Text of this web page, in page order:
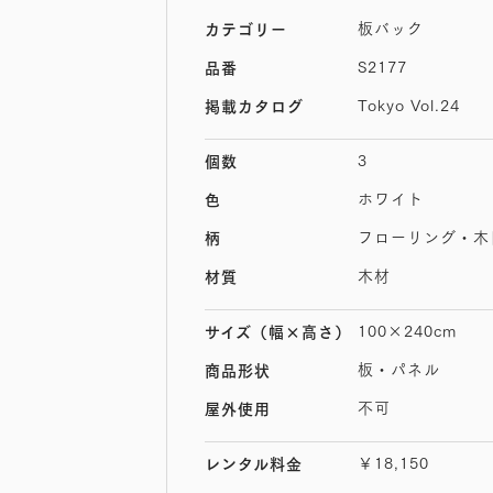
カテゴリー 板バック
品番 S2177
掲載カタログ Tokyo Vol.24
個数 3
色 ホワイト
柄 フローリング・
材質 木材
サイズ （幅×高さ） 100×240cm
商品形状 板・パネル
屋外使用 不可
レンタル料金 ￥18,150